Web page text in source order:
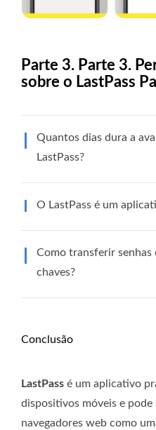
Parte 3. Parte 3.
sobre o LastPass
Quantos dias dura a
LastPass?
O LastPass é um
Como transferir senhas
chaves?
Conclusão
LastPass é um aplicativo
dispositivos móveis e pode
navegadores web como